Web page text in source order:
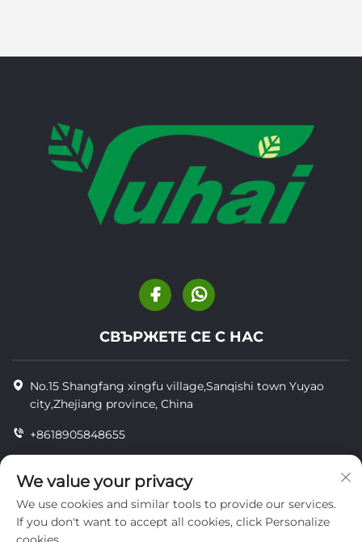
СВЪРЖЕТЕ СЕ С НАС
No.15 Shangfang xingfu village,Sanqishi town Yuyao
city,Zhejiang province, China
+8618905848655
[email protected]
We value your privacy
We use cookies and similar tools to provide our services.
If you don't want to accept all cookies, click Personalize